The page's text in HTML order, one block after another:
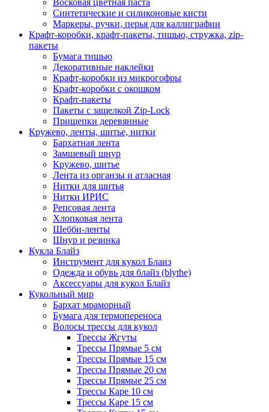
Синтетические и силиконовые кисти
Маркеры, ручки, перья для каллиграфии
Крафт-коробки, крафт-пакеты, тишью, стружка, zip-
пакеты
Бумага тишью
Декоративные наклейки
Крафт-коробки из микрогофры
Крафт-коробки с окошком
Крафт-пакеты
Пакеты с защелкой Zip-Lock
Прищепки деревянные
Кружево, ленты, шитье, нитки
Бархатная лента
Замшевый шнур
Кружево, шитье
Лента из органзы и атласная
Нитки для шитья
Нитки ИРИС
Репсовая лента
Хлопковая лента
Шебби-ленты
Шнур и резинка
Кукла Блайз
Инструмент для кукол Блаиз
Одежда и обувь для блайз (blythe)
Аксессуары для кукол Блайз
Кукольный мир
Бархат мраморный
Бумага для термопереноса
Волосы трессы для кукол
Трессы Жгуты
Трессы Прямые 5 см
Трессы Прямые 15 см
Трессы Прямые 20 см
Трессы Прямые 25 см
Трессы Каре 10 см
Трессы Каре 15 см